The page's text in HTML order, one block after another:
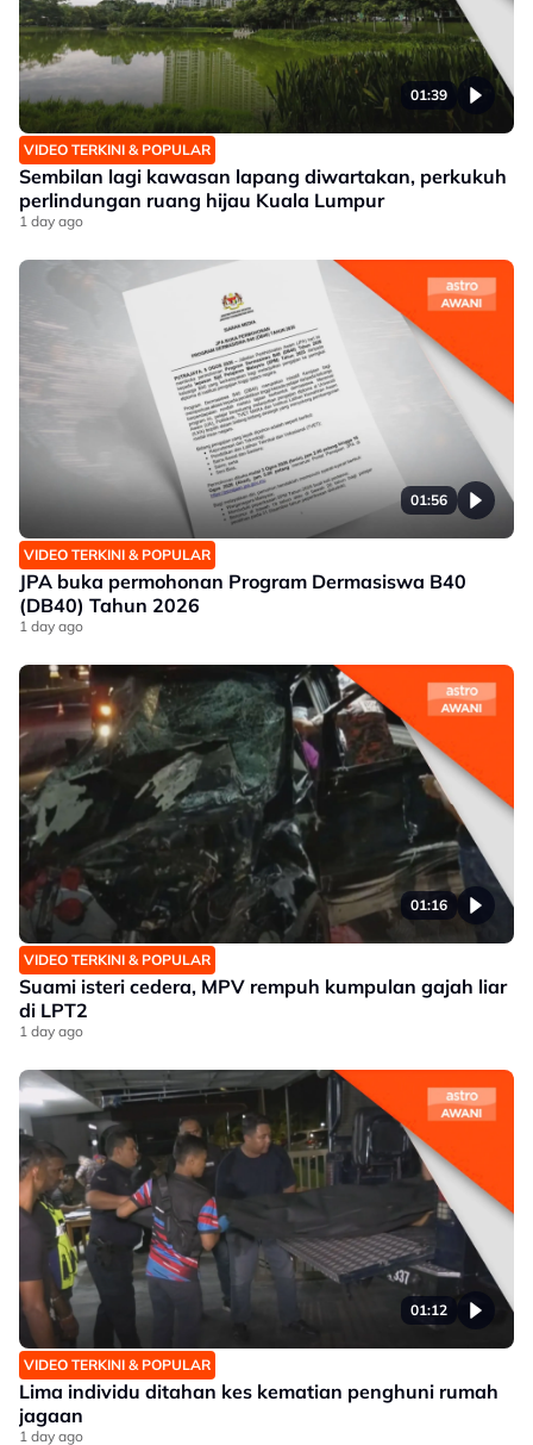
01:39
VIDEO TERKINI & POPULAR
Sembilan lagi kawasan lapang diwartakan, perkukuh
perlindungan ruang hijau Kuala Lumpur
1 day ago
01:56
VIDEO TERKINI & POPULAR
JPA buka permohonan Program Dermasiswa B40
(DB40) Tahun 2026
1 day ago
01:16
VIDEO TERKINI & POPULAR
Suami isteri cedera, MPV rempuh kumpulan gajah liar
di LPT2
1 day ago
01:12
VIDEO TERKINI & POPULAR
Lima individu ditahan kes kematian penghuni rumah
jagaan
1 day ago